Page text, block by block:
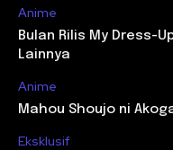
Anime
Bulan Rilis My Dress-
Lainnya
Anime
Mahou Shoujo ni
Eksklusif